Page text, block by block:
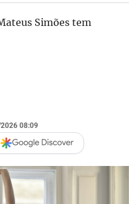
Simões tem
08:09